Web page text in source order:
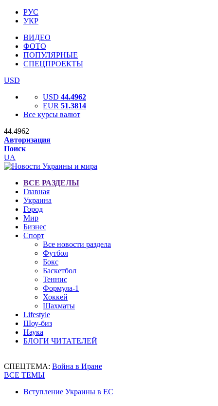
РУС
УКР
ВИДЕО
ФОТО
ПОПУЛЯРНЫЕ
СПЕЦПРОЕКТЫ
USD
USD 44.4962
EUR 51.3814
Все курсы валют
44.4962
Авторизация
Поиск
UA
ВСЕ РАЗДЕЛЫ
Главная
Украина
Город
Мир
Бизнес
Спорт
Все новости раздела
Футбол
Бокс
Баскетбол
Теннис
Формула-1
Хоккей
Шахматы
Lifestyle
Шоу-биз
Наука
БЛОГИ ЧИТАТЕЛЕЙ
СПЕЦТЕМА: Война в Иране
ВСЕ ТЕМЫ
Вступление Украины в ЕС